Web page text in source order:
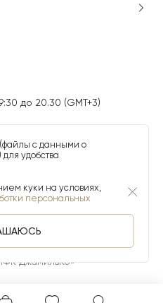
до 20.30 (GMT+3)
ДжамильКо»
с данными о
удобства
куки на условиях,
персональных